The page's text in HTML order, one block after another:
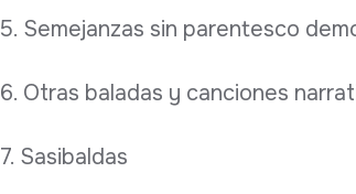
5. Semejanzas sin parentesco
6. Otras baladas y canciones
7. Sasibaldas